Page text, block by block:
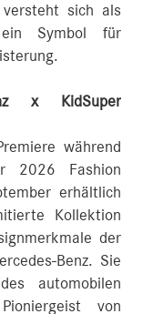
sich als
Symbol für
x KidSuper
während
2026 Fashion
erhältlich
Kollektion
der
Benz. Sie
automobilen
von